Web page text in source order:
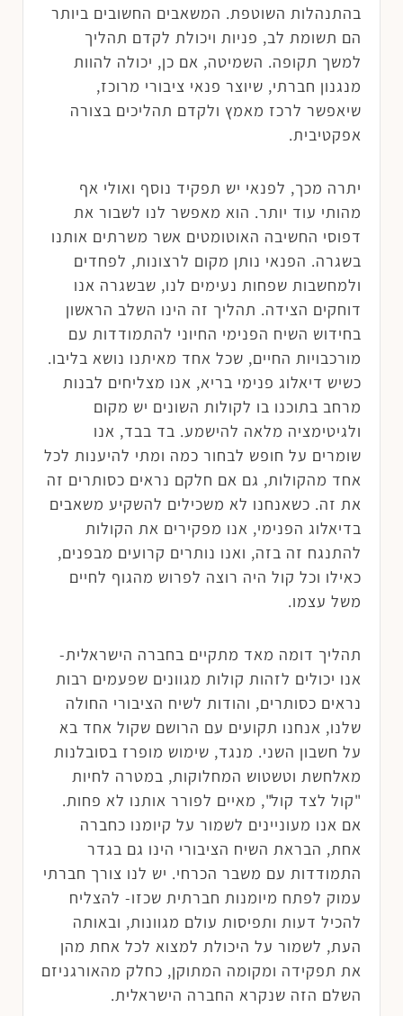
בהתנהלות השוטפת. המשאבים החשובים ביותר
הם תשומת לב, פניות ויכולת לקדם תהליך
למשך תקופה. השמיטה, אם כן, יכולה להוות
מנגנון חברתי, שיוצר פנאי ציבורי מרוכז,
שיאפשר לרכז מאמץ ולקדם תהליכים בצורה
אפקטיבית.
יתרה מכך, לפנאי יש תפקיד נוסף ואולי אף
מהותי עוד יותר. הוא מאפשר לנו לשבור את
דפוסי החשיבה האוטומטים אשר משרתים אותנו
בשגרה. הפנאי נותן מקום לרצונות, לפחדים
ולמחשבות שפחות נעימים לנו, שבשגרה אנו
דוחקים הצידה. תהליך זה הינו השלב הראשון
בחידוש השיח הפנימי החיוני להתמודדות עם
מורכבויות החיים, שכל אחד מאיתנו נושא בליבו.
כשיש דיאלוג פנימי בריא, אנו מצליחים לבנות
מרחב בתוכנו בו לקולות השונים יש מקום
ולגיטימציה מלאה להישמע. בד בבד, אנו
שומרים על חופש לבחור כמה ומתי להיענות לכל
אחד מהקולות, גם אם חלקם נראים כסותרים זה
את זה. כשאנחנו לא משכילים להשקיע משאבים
בדיאלוג הפנימי, אנו מפקירים את הקולות
להתנגח זה בזה, ואנו נותרים קרועים מבפנים,
כאילו וכל קול היה רוצה לפרוש מהגוף לחיים
משל עצמו.
תהליך דומה מאד מתקיים בחברה הישראלית-
אנו יכולים לזהות קולות מגוונים שפעמים רבות
נראים כסותרים, והודות לשיח הציבורי החולה
שלנו, אנחנו תקועים עם הרושם שקול אחד בא
על חשבון השני. מנגד, שימוש מופרז בסובלנות
מאלחשת וטשטוש המחלוקות, במטרה לחיות
"קול לצד קול", מאיים לפורר אותנו לא פחות.
אם אנו מעוניינים לשמור על קיומנו כחברה
אחת, הבראת השיח הציבורי הינו גם בגדר
התמודדות עם משבר הכרחי. יש לנו צורך חברתי
עמוק לפתח מיומנות חברתית שכזו- להצליח
להכיל דעות ותפיסות עולם מגוונות, ובאותה
העת, לשמור על היכולת למצוא לכל אחת מהן
את תפקידה ומקומה המתוקן, כחלק מהאורגניזם
השלם הזה שנקרא החברה הישראלית.